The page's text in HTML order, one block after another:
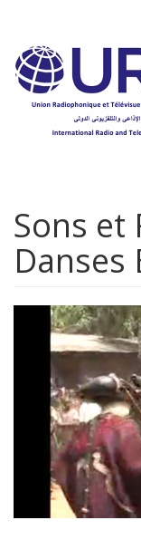
contenu
principal
Sons et
Danses